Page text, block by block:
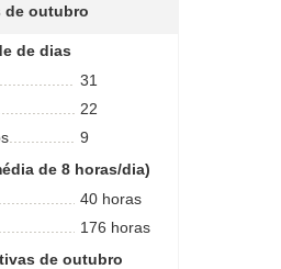
de outubro
de dias
31
22
9
de 8 horas/dia)
40 horas
176 horas
de outubro